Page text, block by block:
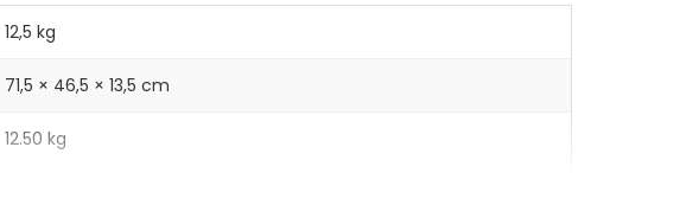
12,5 kg
71,5 × 46,5 × 13,5 cm
12.50 kg